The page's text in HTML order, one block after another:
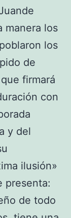
manera los
los
de
firmará
con
y del
ilusión»
presenta:
de todo